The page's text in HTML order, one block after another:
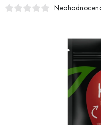
EKO DROGERIE A
DOPRAVA A PLATBA